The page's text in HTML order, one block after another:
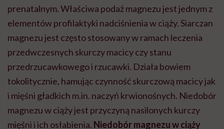
prenatalnym. Właściwa podaż magnezu jest jednym z
elementów profilaktyki nadciśnienia w ciąży. Siarczan
magnezu jest często stosowany w ramach leczenia
przedwczesnych skurczy macicy czy stanu
przedrzucawkowego i rzucawki. Działa bowiem
tokolitycznie, hamując czynność skurczową macicy jak
i mięśni gładkich m.in. naczyń krwionośnych. Niedobór
magnezu w ciąży jest przyczyną nasilonych kurczy
mięśni i ich osłabienia. Niedobór magnezu w ciąży